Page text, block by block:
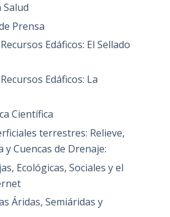
Salud
Prensa
Edáficos: El Sellado
Edáficos: La
Científica
terrestres: Relieve,
Cuencas de Drenaje:
Ecológicas, Sociales y el
Áridas, Semiáridas y